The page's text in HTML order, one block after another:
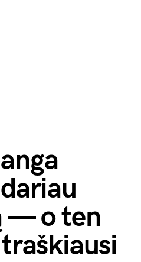
— o ten